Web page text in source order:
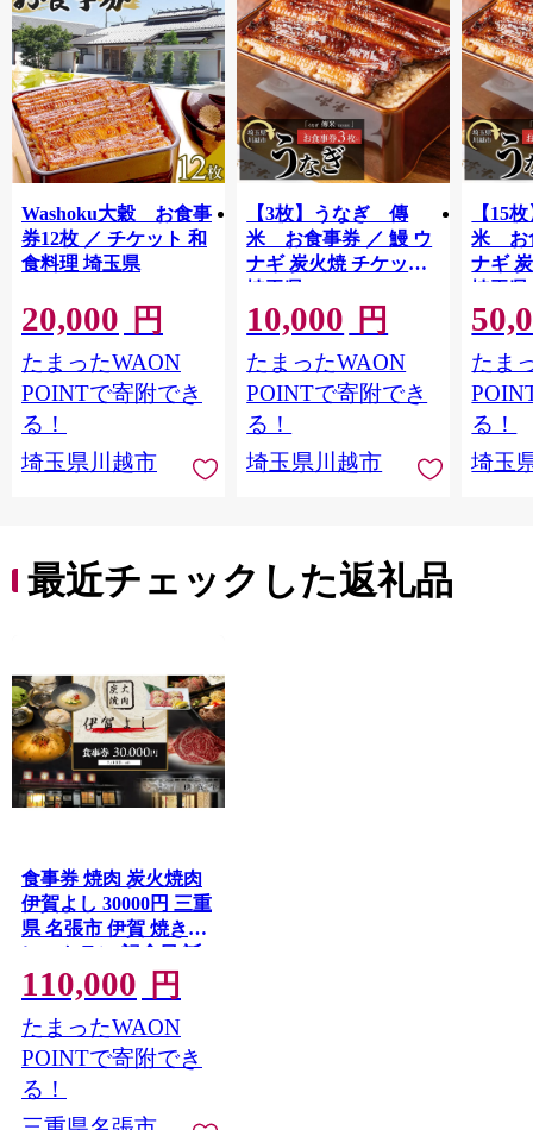
Washoku大穀 お食事
券12枚 ／ チケット 和
食料理 埼玉県
20,000 円
たまったWAON
POINTで寄附でき
る！
埼玉県川越市
【3枚】うなぎ 傳
米 お食事券 ／ 鰻 ウ
ナギ 炭火焼 チケット
埼玉県
10,000 円
たまったWAON
POINTで寄附でき
る！
埼玉県川越市
【15
米 お
ナギ
埼玉県
たま
る！
埼玉
最近チェックした返礼品
食事券 焼肉 炭火焼肉
伊賀よし 30000円 三重
県 名張市 伊賀 焼き肉
レストラン 記念日 誕
生日 贈り物 お祝い ラ
ンチ ディナー グルメ
ご当地 ご馳走 炭火 牛
肉 コース 旨い 三重 名
張 近畿 特別な食事 ペ
ア 牛タン カルビ ロー
110,000 円
たまったWAON
POINTで寄附でき
る！